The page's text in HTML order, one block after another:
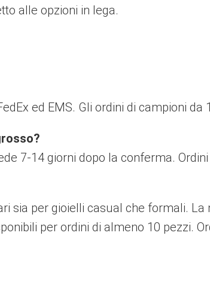
alle opzioni in lega.
ed EMS. Gli ordini di campioni da
7-14 giorni dopo la conferma.
sia per gioielli casual che formali.
per ordini di almeno 10 pezzi.